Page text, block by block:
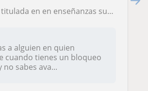
superiores de diseño de interiores con especializada en máster de espacios comerciales
a alguien en quien
cuando tienes un bloqueo
no sabes ava...